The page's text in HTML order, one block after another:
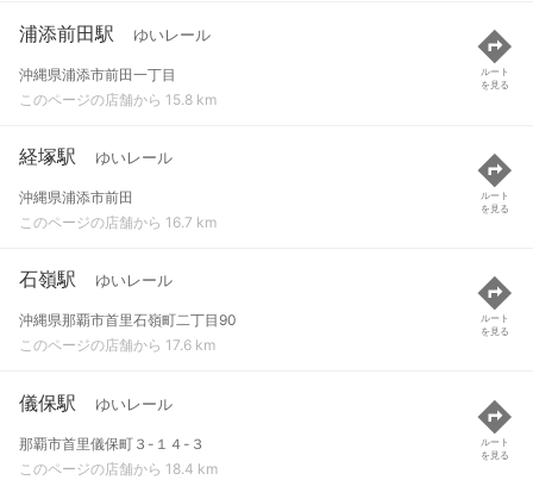
浦添前田駅 ゆいレール
沖縄県浦添市前田一丁目
このページの店舗から 15.8 km
ルート
を見る
経塚駅 ゆいレール
沖縄県浦添市前田
このページの店舗から 16.7 km
ルート
を見る
石嶺駅 ゆいレール
沖縄県那覇市首里石嶺町二丁目90
このページの店舗から 17.6 km
ルート
を見る
儀保駅 ゆいレール
那覇市首里儀保町３-１４-３
このページの店舗から 18.4 km
ルート
を見る